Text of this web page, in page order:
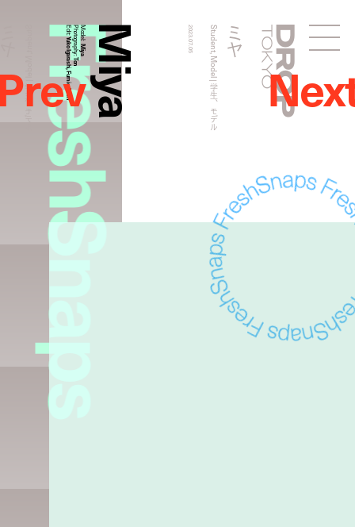
Droptokyo
FreshSnaps
Miya
Model:
Miya
Photography:
Ton
Edit:
Yuko Igarashi, Fumie Chen ミヤ
Student, Model | 学生、モデル
2023.07.05
Student, Model | 学生、モデル